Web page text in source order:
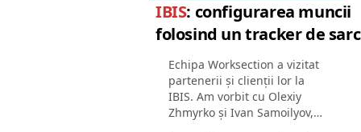
IBIS: configurarea muncii
folosind un tracker de
Echipa Worksection a vizitat
partenerii și clienții lor la
IBIS. Am vorbit cu Olexiy
Zhmyrko și Ivan Samoilyov,